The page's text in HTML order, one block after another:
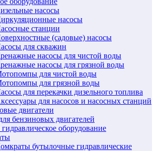
насосы
насосы
станции
(садовые) насосы
для скважин
насосы для чистой воды
насосы для грязной воды
для чистой воды
для грязной воды
для перекачки дизельного топлива
для насосов и насосных станций
двигатели
бензиновых двигателей
оборудование
бутылочные гидравлические